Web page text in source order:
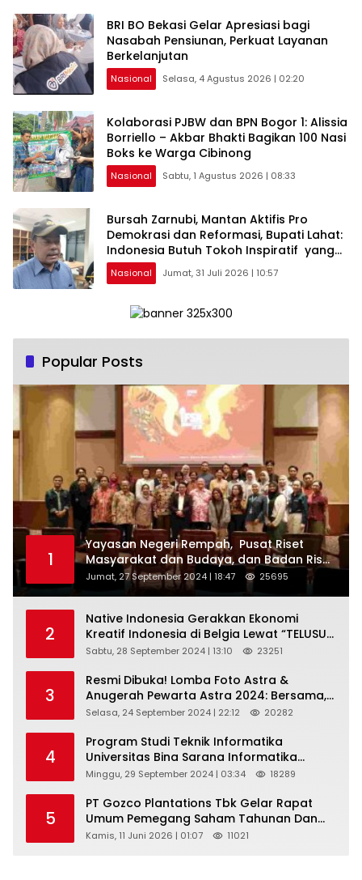
BRI BO Bekasi Gelar Apresiasi bagi
Nasabah Pensiunan, Perkuat Layanan
Berkelanjutan
Nasional Selasa, 4 Agustus 2026 | 02:20
Kolaborasi PJBW dan BPN Bogor 1: Alissia
Borriello – Akbar Bhakti Bagikan 100 Nasi
Boks ke Warga Cibinong
Nasional Sabtu, 1 Agustus 2026 | 08:33
Bursah Zarnubi, Mantan Aktifis Pro
Demokrasi dan Reformasi, Bupati Lahat:
Indonesia Butuh Tokoh Inspiratif yang
Konsisten Memperjuangkan Demokrasi,
Keadilan, dan Nilai-nilai Kemanusiaan
Sastra.
Nasional Jumat, 31 Juli 2026 | 10:57
Popular Posts
1
Yayasan Negeri Rempah, Pusat Riset
Masyarakat dan Budaya, dan Badan Riset
dan Inovasi Nasional ( BRIN ) Sukses
Gelar International Forum on Spice
Jumat, 27 September 2024 | 18:47 25695
2
Native Indonesia Gerakkan Ekonomi
Kreatif Indonesia di Belgia Lewat “TELUSUR
Kain Indonesia”
Sabtu, 28 September 2024 | 13:10 23251
3
Resmi Dibuka! Lomba Foto Astra &
Anugerah Pewarta Astra 2024: Bersama,
Berkarya, Berkelanjutan
Selasa, 24 September 2024 | 22:12 20282
4
Program Studi Teknik Informatika
Universitas Bina Sarana Informatika
Selenggarakan Pelatihan Pemanfaatan
Pemasaran Pada Forum UMKM
Bojongbaru Kecamatan Bojong Gede
Minggu, 29 September 2024 | 03:34 18289
5
PT Gozco Plantations Tbk Gelar Rapat
Umum Pemegang Saham Tahunan Dan
Paparan Publik 2026 Di Jakarta
Kamis, 11 Juni 2026 | 01:07 11021